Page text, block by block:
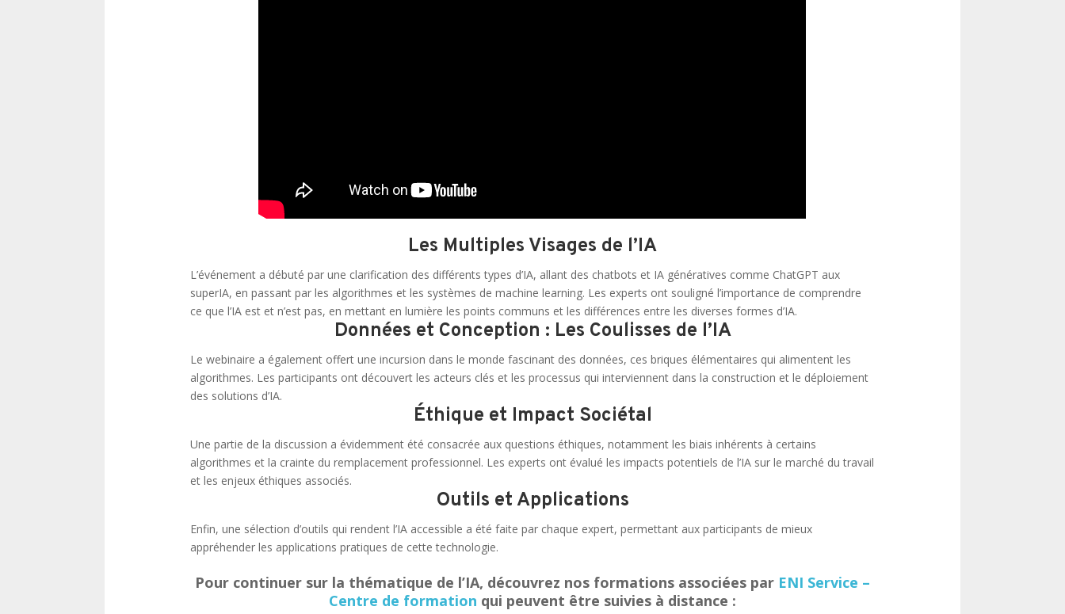
Les Multiples Visages de l’IA
L’événement a débuté par une clarification des différents types d’IA, allant des chatbots et IA génératives comme ChatGPT aux
superIA, en passant par les algorithmes et les systèmes de machine learning. Les experts ont souligné l’importance de comprendre
ce que l’IA est et n’est pas, en mettant en lumière les points communs et les différences entre les diverses formes d’IA.
Données et Conception : Les Coulisses de l’IA
Le webinaire a également offert une incursion dans le monde fascinant des données, ces briques élémentaires qui alimentent les
algorithmes. Les participants ont découvert les acteurs clés et les processus qui interviennent dans la construction et le déploiement
des solutions d’IA.
Éthique et Impact Sociétal
Une partie de la discussion a évidemment été consacrée aux questions éthiques, notamment les biais inhérents à certains
algorithmes et la crainte du remplacement professionnel. Les experts ont évalué les impacts potentiels de l’IA sur le marché du travail
et les enjeux éthiques associés.
Outils et Applications
Enfin, une sélection d’outils qui rendent l’IA accessible a été faite par chaque expert, permettant aux participants de mieux
appréhender les applications pratiques de cette technologie.
Pour continuer sur la thématique de l’IA, découvrez nos formations associées par ENI Service –
Centre de formation qui peuvent être suivies à distance :